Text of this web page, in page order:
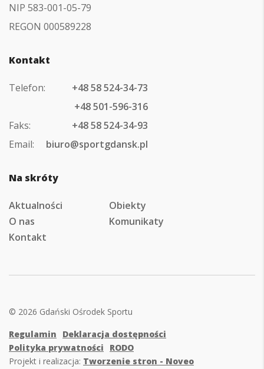
NIP 583-001-05-79
REGON 000589228
Kontakt
Telefon:
+48 58 524-34-73
+48 501-596-316
Faks:
+48 58 524-34-93
Email:
biuro@sportgdansk.pl
Na skróty
Aktualności
Obiekty
O nas
Komunikaty
Kontakt
© 2026 Gdański Ośrodek Sportu
Regulamin
Deklaracja dostępności
Polityka prywatności
RODO
Projekt i realizacja: Tworzenie stron - Noveo